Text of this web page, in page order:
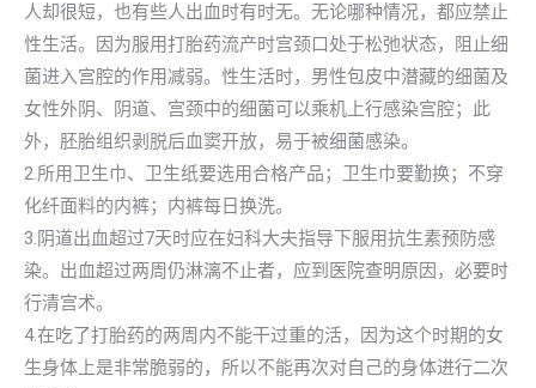
人却很短，也有些人出血时有时无。无论哪种情况，都应禁止
性生活。因为服用打胎药流产时宫颈口处于松弛状态，阻止细
菌进入宫腔的作用减弱。性生活时，男性包皮中潜藏的细菌及
女性外阴、阴道、宫颈中的细菌可以乘机上行感染宫腔；此
外，胚胎组织剥脱后血窦开放，易于被细菌感染。
2.所用卫生巾、卫生纸要选用合格产品；卫生巾要勤换；不穿
化纤面料的内裤；内裤每日换洗。
3.阴道出血超过7天时应在妇科大夫指导下服用抗生素预防感
染。出血超过两周仍淋漓不止者，应到医院查明原因，必要时
行清宫术。
4.在吃了打胎药的两周内不能干过重的活，因为这个时期的女
生身体上是非常脆弱的，所以不能再次对自己的身体进行二次